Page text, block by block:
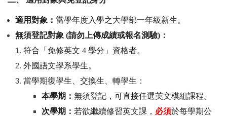
各類申請表單
研究成果
大學雙語教師專業發展中心(EMI PD CENTER)
常見問題
適用對象：當學年度入學之大學部一年級新生。
無須登記對象 (請勿上傳成績或報名測驗) ：
符合「免修英文 4 學分」資格者。
外國語文學系學生。
當學期復學生、交換生、轉學生：
本學期： 無須登記，可直接任選英文模組課程。
次學期： 若欲繼續修習英文課， 必須於每學期公